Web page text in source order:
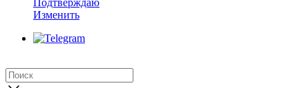
Подтверждаю
Изменить